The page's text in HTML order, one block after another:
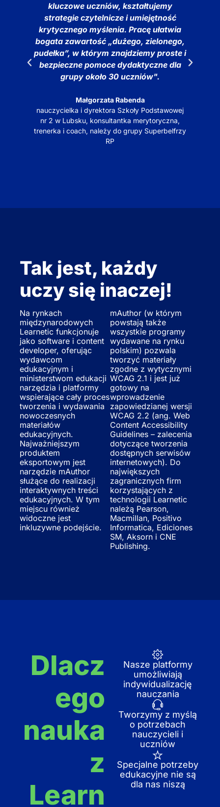
kluczowe uczniów, kształtujemy
strategie czytelnicze i umiejętność
krytycznego myślenia. Pracę ułatwia
bogata zawartość „dużego, zielonego,
pudełka”, w którym znajdziemy proste i
bezpieczne pomoce dydaktyczne dla
grupy około 30 uczniów".
Małgorzata Rabenda
nauczycielka i dyrektora Szkoły Podstawowej
nr 2 w Lubsku, konsultantka merytoryczna,
trenerka i coach, należy do grupy Superbelfrzy
RP
Tak jest, każdy
uczy się inaczej!
Na rynkach
międzynarodowych
Learnetic funkcjonuje
jako software i content
developer, oferując
wydawcom
edukacyjnym i
ministerstwom edukacji
narzędzia i platformy
wspierające cały proces
tworzenia i wydawania
nowoczesnych
materiałów
edukacyjnych.
Najważniejszym
produktem
eksportowym jest
narzędzie mAuthor
służące do realizacji
interaktywnych treści
edukacyjnych. W tym
miejscu również
widoczne jest
inkluzywne podejście.
mAuthor (w którym
powstają także
wszystkie programy
wydawane na rynku
polskim) pozwala
tworzyć materiały
zgodne z wytycznymi
WCAG 2.1 i jest już
gotowy na
wprowadzenie
zapowiedzianej wersji
WCAG 2.2 (ang. Web
Content Accessibility
Guidelines – zalecenia
dotyczące tworzenia
dostępnych serwisów
internetowych). Do
największych
zagranicznych firm
korzystających z
technologii Learnetic
należą Pearson,
Macmillan, Positivo
Informatica, Ediciones
SM, Aksorn i CNE
Publishing.
Dlacz
ego
nauka
z
Learn
Nasze platformy
umożliwiają
indywidualizację
nauczania
Tworzymy z myślą
o potrzebach
nauczycieli i
uczniów
Specjalne potrzeby
edukacyjne nie są
dla nas niszą